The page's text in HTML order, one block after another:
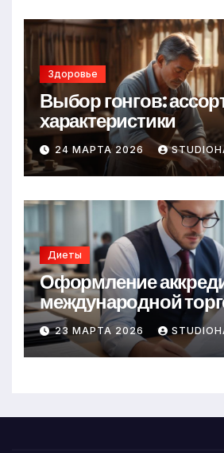
Здоровье
Выбор гонгов:
характеристики
24 МАРТА 2026
Диеты
Оформление
международной
23 МАРТА 2026